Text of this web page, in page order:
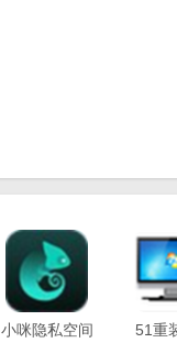
小咪隐私空间
51重